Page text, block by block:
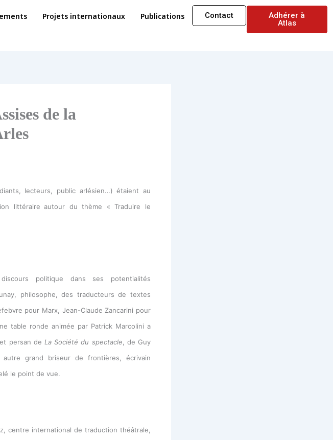
Projets internationaux Publications Contact
Adhérer à
Atlas
de la
lecteurs, public arlésien…) étaient au
littéraire autour du thème « Traduire le
politique dans ses potentialités
philosophe, des traducteurs de textes
pour Marx, Jean-Claude Zancarini pour
table ronde animée par Patrick Marcolini a
persan de La Société du spectacle , de Guy
grand briseur de frontières, écrivain
le point de vue.
centre international de traduction théâtrale,